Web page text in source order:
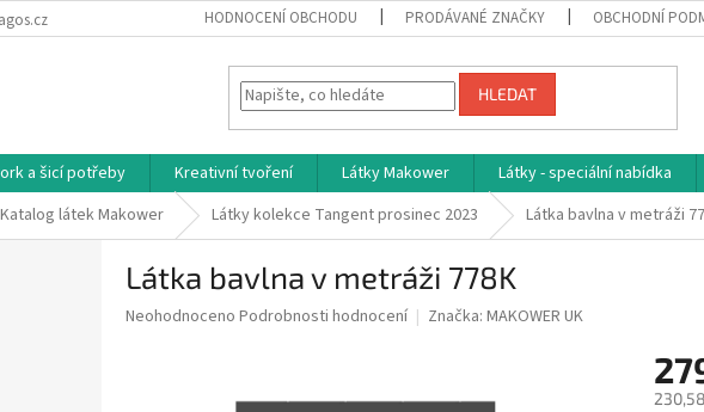
HODNOCENÍ OBCHODU PRODÁVANÉ ZNAČKY OBCHODNÍ
HLEDAT
a šicí potřeby Kreativní tvoření Látky Makower Látky - speciální nabídka
Katalog látek Makower Látky kolekce Tangent prosinec 2023 Látka bavlna v metráži
Látka bavlna v metráži 778K
Průměrné
Neohodnoceno Podrobnosti hodnocení Značka: MAKOWER UK